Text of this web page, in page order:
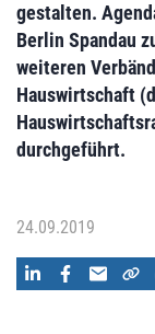
gestalten.
Berlin Spandau
weiteren
Hauswirtschaft
durchgeführt.
24.09.2019